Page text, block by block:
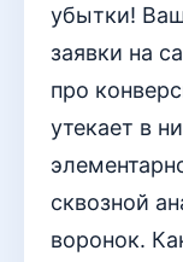
убытки!
заявки на
про
утекает в
сквозной
воронок.